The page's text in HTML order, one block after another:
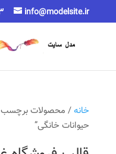
info@modelsite.ir
خانه/ محصولات برچسب
حیوانات خانگی”